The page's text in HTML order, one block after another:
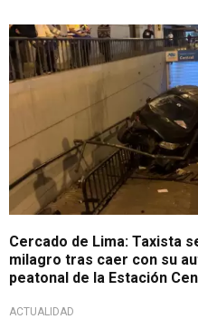
¡Alarmante!
Cercado de Lima: Taxista
milagro tras caer con su
peatonal de la Estación
ACTUALIDAD